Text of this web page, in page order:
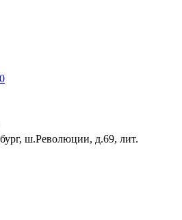
0
ш.Революции, д.69, лит.